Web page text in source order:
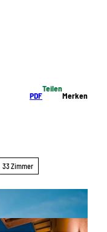
PDF
Teilen
Merken
33 Zimmer